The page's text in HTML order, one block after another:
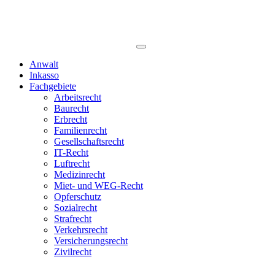
Anwalt
Inkasso
Fachgebiete
Arbeitsrecht
Baurecht
Erbrecht
Familienrecht
Gesellschaftsrecht
IT-Recht
Luftrecht
Medizinrecht
Miet- und WEG-Recht
Opferschutz
Sozialrecht
Strafrecht
Verkehrsrecht
Versicherungsrecht
Zivilrecht